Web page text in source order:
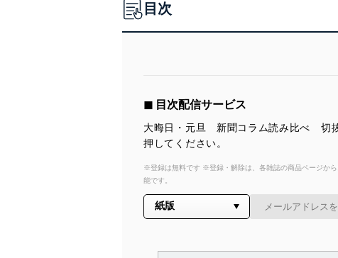
目次
◼︎ 目次配信サービス
大晦日・元旦 新聞コラム読み比べ 切抜
押してください。
※登録は無料です ※登録・解除は、各雑誌の商品ページか
能です。